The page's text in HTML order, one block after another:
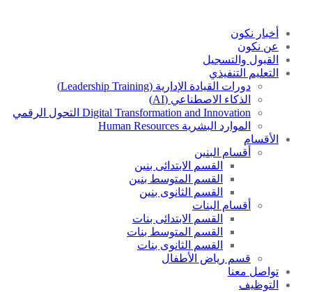
أخبار نكون
عن نكون
القبول والتسجيل
التعليم التنفيذي
دورات القيادة الإدارية (Leadership Training)
الذكاء الاصطناعي (AI)
Digital Transformation and Innovation التحول الرقمي
الموارد البشرية Human Resources
الأقسام
أقسام البنين
القسم الابتدائى بنين
القسم المتوسط بنين
القسم الثانوى بنين
أقسام البنات
القسم الابتدائى بنات
القسم المتوسط بنات
القسم الثانوى بنات
قسم رياض الأطفال
تواصل معنا
التوظيف